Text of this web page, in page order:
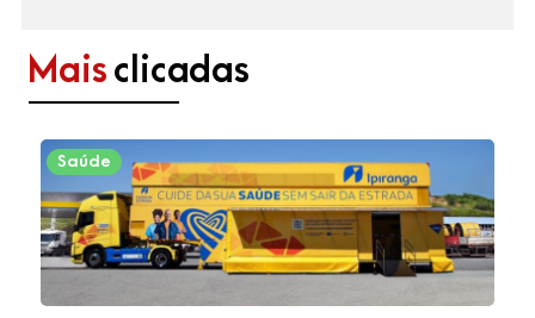
Mais clicadas
Saúde